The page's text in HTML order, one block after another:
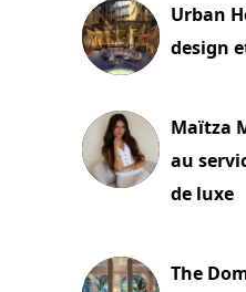
Urban
design
Maïtza
au
de luxe
The